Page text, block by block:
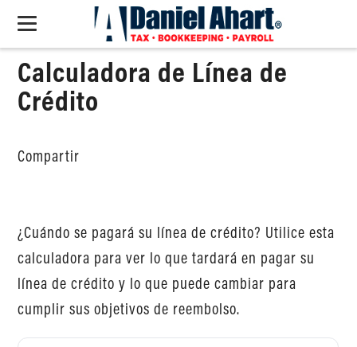
Calculadora de Línea de
Crédito
Compartir
¿Cuándo se pagará su línea de crédito? Utilice esta
calculadora para ver lo que tardará en pagar su
línea de crédito y lo que puede cambiar para
cumplir sus objetivos de reembolso.